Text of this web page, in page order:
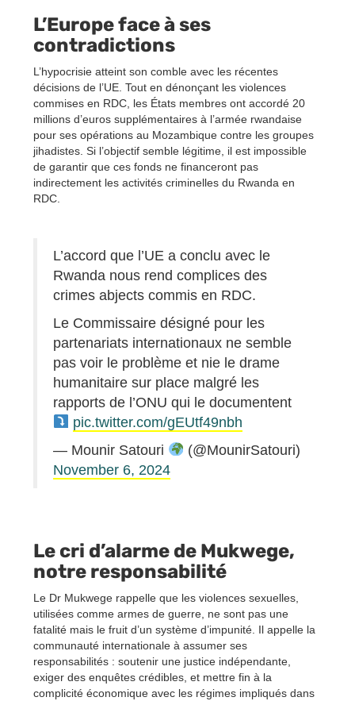
L’Europe face à ses
contradictions
L’hypocrisie atteint son comble avec les récentes
décisions de l’UE. Tout en dénonçant les violences
commises en RDC, les États membres ont accordé 20
millions d’euros supplémentaires à l’armée rwandaise
pour ses opérations au Mozambique contre les groupes
jihadistes. Si l’objectif semble légitime, il est impossible
de garantir que ces fonds ne financeront pas
indirectement les activités criminelles du Rwanda en
RDC.
L’accord que l’UE a conclu avec le
Rwanda nous rend complices des
crimes abjects commis en RDC.
Le Commissaire désigné pour les
partenariats internationaux ne semble
pas voir le problème et nie le drame
humanitaire sur place malgré les
rapports de l’ONU qui le documentent
pic.twitter.com/gEUtf49nbh
— Mounir Satouri
(@MounirSatouri)
November 6, 2024
Le cri d’alarme de Mukwege,
notre responsabilité
Le Dr Mukwege rappelle que les violences sexuelles,
utilisées comme armes de guerre, ne sont pas une
fatalité mais le fruit d’un système d’impunité. Il appelle la
communauté internationale à assumer ses
responsabilités : soutenir une justice indépendante,
exiger des enquêtes crédibles, et mettre fin à la
complicité économique avec les régimes impliqués dans